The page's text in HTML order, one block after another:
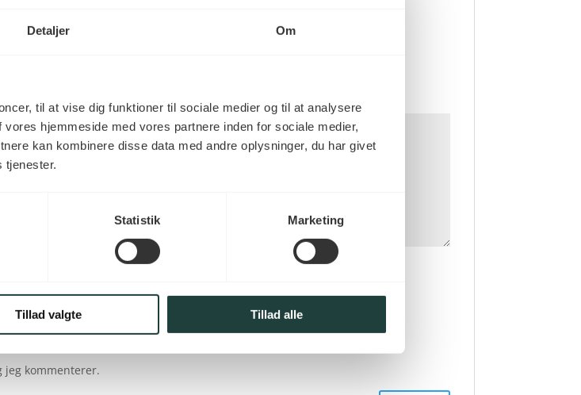
Detaljer Om
til at vise dig funktioner til sociale medier og til at analysere
hjemmeside med vores partnere inden for sociale medier,
kan kombinere disse data med andre oplysninger, du har givet
Statistik Marketing
Tillad valgte Tillad alle
med
jeg kommenterer.